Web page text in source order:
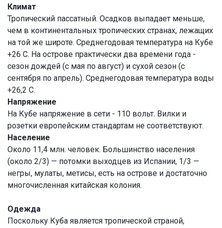
Климат
Тропический пассатный. Осадков выпадает меньше,
чем в континентальных тропических странах, лежащих
на той же широте. Среднегодовая температура на Кубе
+26 С. На острове практически два времени года -
сезон дождей (с мая по август) и сухой сезон (с
сентября по апрель). Среднегодовая температура воды
+26,2 С.
Напряжение
На Кубе напряжение в сети - 110 вольт. Вилки и
розетки европейским стандартам не соответствуют.
Население
Около 11,4 млн. человек. Большинство населения
(около 2/3) — потомки выходцев из Испании, 1/3 —
негры, мулаты, метисы, есть на острове и достаточно
многочисленная китайская колония.
Одежда
Поскольку Куба является тропической страной,